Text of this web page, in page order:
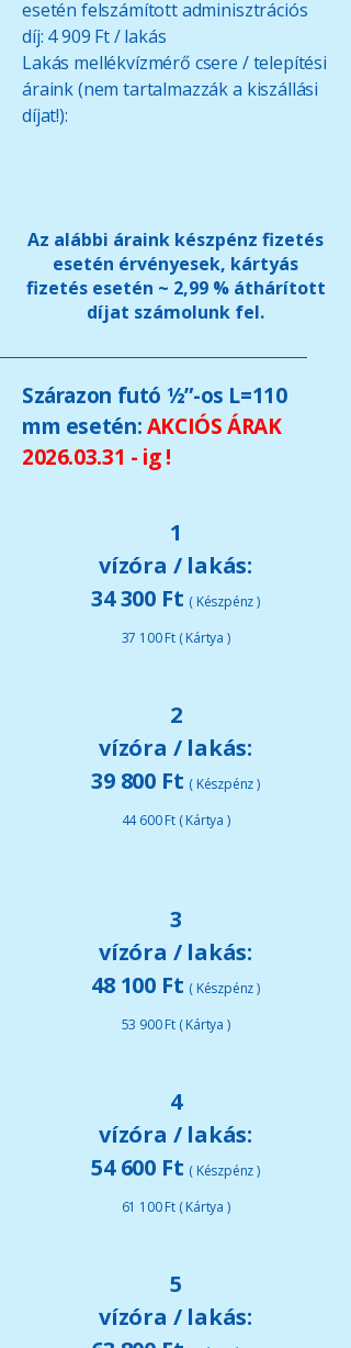
esetén felszámított adminisztrációs
díj: 4 909 Ft / lakás
Lakás mellékvízmérő csere / telepítési
áraink (nem tartalmazzák a kiszállási
díjat!):
Az alábbi áraink készpénz fizetés
esetén érvényesek, kártyás
fizetés esetén ~ 2,99 % áthárított
díjat számolunk fel.
Szárazon futó ½”-os L=110
mm esetén:AKCIÓS ÁRAK
2026.03.31 - ig !
1
vízóra / lakás:
34 300 Ft ( Készpénz )
37 100 Ft ( Kártya )
2
vízóra / lakás:
39 800 Ft ( Készpénz )
44 600 Ft ( Kártya )
3
vízóra / lakás:
48 100 Ft ( Készpénz )
53 900 Ft ( Kártya )
4
vízóra / lakás:
54 600 Ft ( Készpénz )
61 100 Ft ( Kártya )
5
vízóra / lakás: